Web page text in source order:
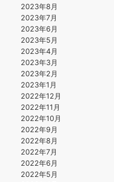
2023年8月
2023年7月
2023年6月
2023年5月
2023年4月
2023年3月
2023年2月
2023年1月
2022年12月
2022年11月
2022年10月
2022年9月
2022年8月
2022年7月
2022年6月
2022年5月